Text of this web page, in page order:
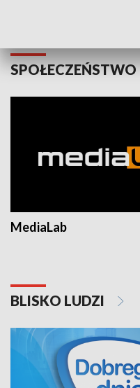
SPOŁECZEŃSTWO
MediaLab
BLISKO LUDZI